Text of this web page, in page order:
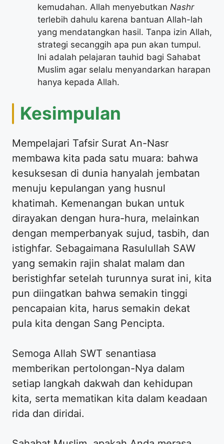
kemudahan. Allah menyebutkan Nashr
terlebih dahulu karena bantuan Allah-lah
yang mendatangkan hasil. Tanpa izin Allah,
strategi secanggih apa pun akan tumpul.
Ini adalah pelajaran tauhid bagi Sahabat
Muslim agar selalu menyandarkan harapan
hanya kepada Allah.
Kesimpulan
Mempelajari Tafsir Surat An-Nasr
membawa kita pada satu muara: bahwa
kesuksesan di dunia hanyalah jembatan
menuju kepulangan yang husnul
khatimah. Kemenangan bukan untuk
dirayakan dengan hura-hura, melainkan
dengan memperbanyak sujud, tasbih, dan
istighfar. Sebagaimana Rasulullah SAW
yang semakin rajin shalat malam dan
beristighfar setelah turunnya surat ini, kita
pun diingatkan bahwa semakin tinggi
pencapaian kita, harus semakin dekat
pula kita dengan Sang Pencipta.
Semoga Allah SWT senantiasa
memberikan pertolongan-Nya dalam
setiap langkah dakwah dan kehidupan
kita, serta mematikan kita dalam keadaan
rida dan diridai.